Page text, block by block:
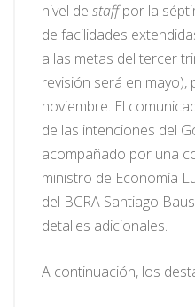
nivel de staffpor la
de facilidades
a las metas del tercer
revisión será en mayo),
noviembre. El
de las intenciones del
acompañado por una
ministro de Economía
del BCRA Santiago
detalles adicionales.
A continuación, los